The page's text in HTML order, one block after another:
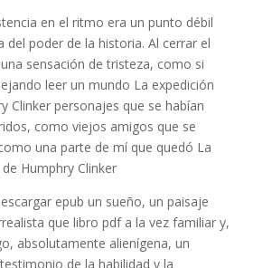
en el ritmo era un punto débil
del poder de la historia. Al cerrar el
sensación de tristeza, como si
leer un mundo La expedición
Clinker personajes que se habían
como viejos amigos que se
una parte de mí que quedó La
Humphry Clinker
epub un sueño, un paisaje
que libro pdf a la vez familiar y,
absolutamente alienígena, un
de la habilidad y la